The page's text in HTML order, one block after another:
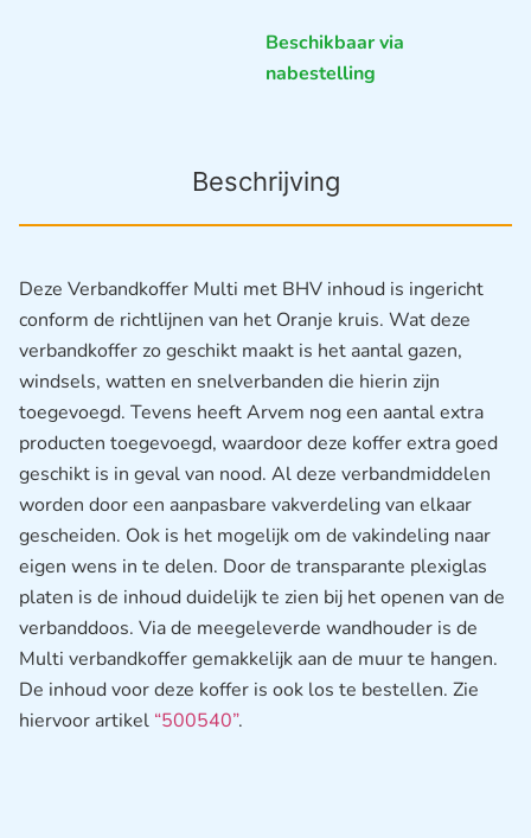
Beschikbaar via
nabestelling
Beschrijving
Deze Verbandkoffer Multi met BHV inhoud is ingericht
conform de richtlijnen van het Oranje kruis. Wat deze
verbandkoffer zo geschikt maakt is het aantal gazen,
windsels, watten en snelverbanden die hierin zijn
toegevoegd. Tevens heeft Arvem nog een aantal extra
producten toegevoegd, waardoor deze koffer extra goed
geschikt is in geval van nood. Al deze verbandmiddelen
worden door een aanpasbare vakverdeling van elkaar
gescheiden. Ook is het mogelijk om de vakindeling naar
eigen wens in te delen. Door de transparante plexiglas
platen is de inhoud duidelijk te zien bij het openen van de
verbanddoos. Via de meegeleverde wandhouder is de
Multi verbandkoffer gemakkelijk aan de muur te hangen.
De inhoud voor deze koffer is ook los te bestellen. Zie
hiervoor artikel “500540”.